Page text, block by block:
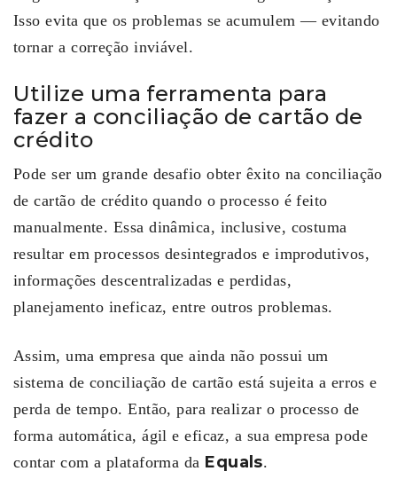
Isso evita que os problemas se acumulem — evitando
tornar a correção inviável.
Utilize uma ferramenta para
fazer a conciliação de cartão de
crédito
Pode ser um grande desafio obter êxito na conciliação
de cartão de crédito quando o processo é feito
manualmente. Essa dinâmica, inclusive, costuma
resultar em processos desintegrados e improdutivos,
informações descentralizadas e perdidas,
planejamento ineficaz, entre outros problemas.
Assim, uma empresa que ainda não possui um
sistema de conciliação de cartão está sujeita a erros e
perda de tempo. Então, para realizar o processo de
forma automática, ágil e eficaz, a sua empresa pode
contar com a plataforma da Equals.